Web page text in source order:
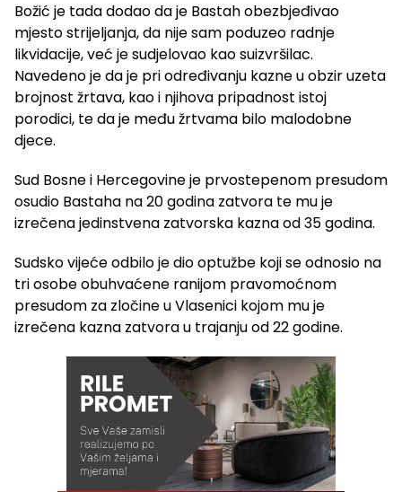
Božić je tada dodao da je Bastah obezbjeđivao
mjesto strijeljanja, da nije sam poduzeo radnje
likvidacije, već je sudjelovao kao suizvršilac.
Navedeno je da je pri određivanju kazne u obzir uzeta
brojnost žrtava, kao i njihova pripadnost istoj
porodici, te da je među žrtvama bilo malodobne
djece.
Sud Bosne i Hercegovine je prvostepenom presudom
osudio Bastaha na 20 godina zatvora te mu je
izrečena jedinstvena zatvorska kazna od 35 godina.
Sudsko vijeće odbilo je dio optužbe koji se odnosio na
tri osobe obuhvaćene ranijom pravomoćnom
presudom za zločine u Vlasenici kojom mu je
izrečena kazna zatvora u trajanju od 22 godine.